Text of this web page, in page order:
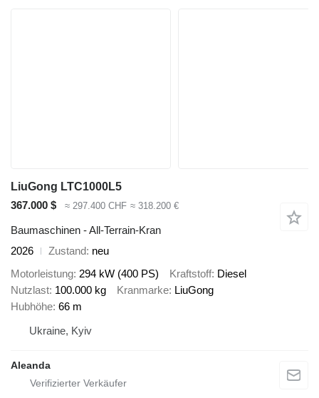
LiuGong LTC1000L5
367.000 $
≈ 297.400 CHF ≈ 318.200 €
Baumaschinen - All-Terrain-Kran
2026
Zustand neu
Motorleistung 294 kW (400 PS) Kraftstoff Diesel
Nutzlast 100.000 kg Kranmarke LiuGong
Hubhöhe 66 m
Ukraine, Kyiv
Aleanda